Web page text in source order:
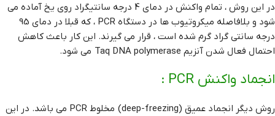
در این روش ، تمام واکنش در دمای 4 درجه سانتیگراد روی یخ آماده می
شود و بلافاصله میکروتیوب ها در دستگاه PCR ، که قبلا در دمای 95
درجه سانتی گراد گرم شده است ، قرار می گیرند. این کار باعث کاهش
احتمال فعال شدن آنزیم Taq DNA polymerase می شود.
انجماد واکنش PCR :
روش دیگر انجماد عمیق (deep-freezing) مخلوط PCR می باشد. در این